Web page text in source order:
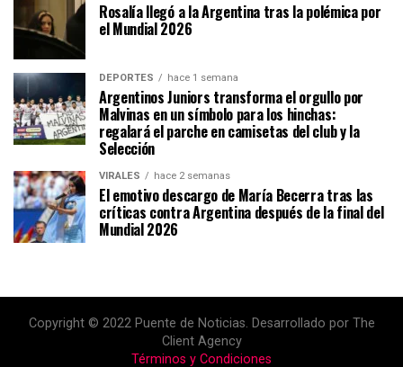
Rosalía llegó a la Argentina tras la polémica por
el Mundial 2026
DEPORTES hace 1 semana
Argentinos Juniors transforma el orgullo por
Malvinas en un símbolo para los hinchas:
regalará el parche en camisetas del club y la
Selección
VIRALES hace 2 semanas
El emotivo descargo de María Becerra tras las
críticas contra Argentina después de la final del
Mundial 2026
Copyright © 2022 Puente de Noticias. Desarrollado por The
Client Agency
Términos y Condiciones